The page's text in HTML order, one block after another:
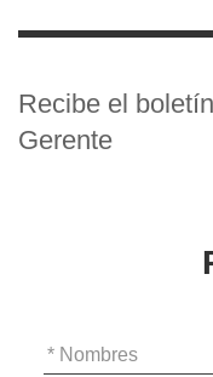
Recibe el
Gerente
* Nombres